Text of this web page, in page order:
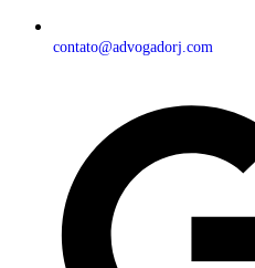
contato@advogadorj.com